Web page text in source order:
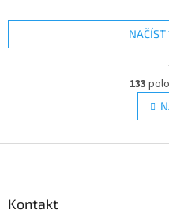
NAČÍST
133
Kontakt